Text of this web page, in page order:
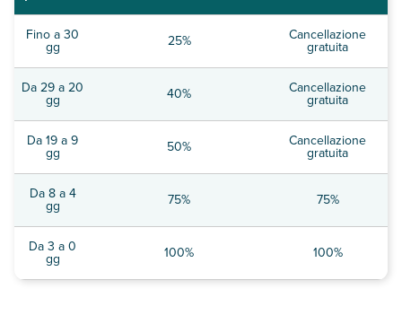
Fino a 30
gg 25% Cancellazione
gratuita
Da 29 a 20
gg 40% Cancellazione
gratuita
Da 19 a 9
gg 50% Cancellazione
gratuita
Da 8 a 4
gg 75% 75%
Da 3 a 0
gg 100% 100%